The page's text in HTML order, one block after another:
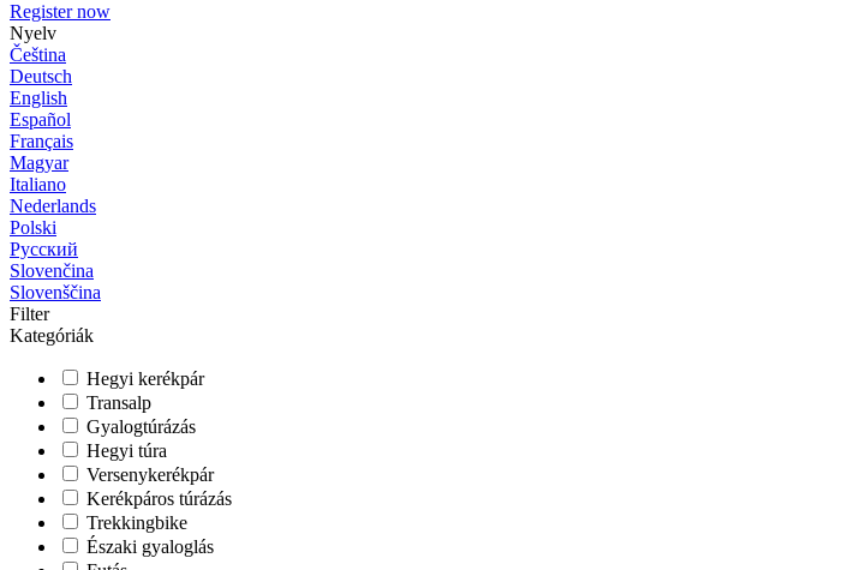
Register now
Nyelv
Čeština
Deutsch
English
Español
Français
Magyar
Italiano
Nederlands
Polski
Русский
Slovenčina
Slovenščina
Filter
Kategóriák
Hegyi kerékpár
Transalp
Gyalogtúrázás
Hegyi túra
Versenykerékpár
Kerékpáros túrázás
Trekkingbike
Északi gyaloglás